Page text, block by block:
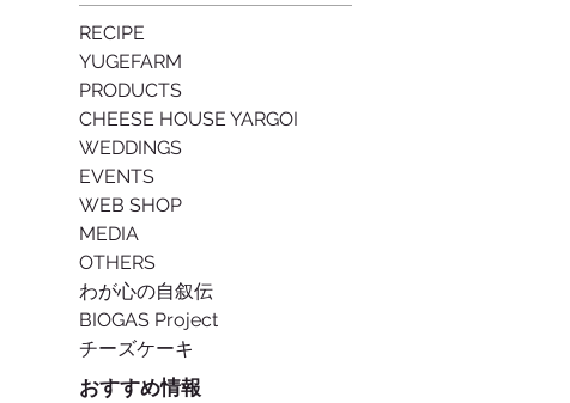
RECIPE
YUGEFARM
PRODUCTS
CHEESE HOUSE YARGOI
WEDDINGS
EVENTS
WEB SHOP
MEDIA
OTHERS
わが心の自叙伝
BIOGAS Project
チーズケーキ
おすすめ情報